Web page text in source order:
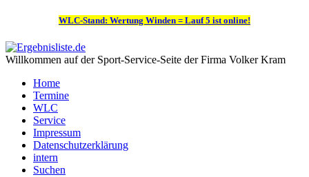
WLC-Stand: Wertung Winden = Lauf 5 ist online!
Willkommen auf der Sport-Service-Seite der Firma Volker Kram
Home
Termine
WLC
Service
Impressum
Datenschutzerklärung
intern
Suchen